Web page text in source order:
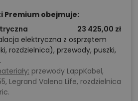
Premium obejmuje:
23 425,00 zł
elektryczna z osprzętem
rozdzielnica), przewody, puszki,
przewody LappKabel,
Legrand Valena Life, rozdzielnica